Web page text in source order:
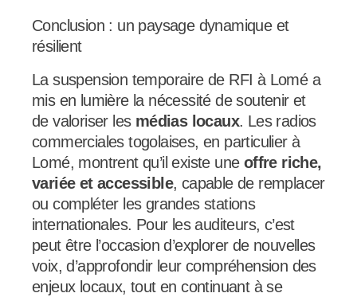
Conclusion : un paysage dynamique et
résilient
La suspension temporaire de RFI à Lomé a
mis en lumière la nécessité de soutenir et
de valoriser les médias locaux. Les radios
commerciales togolaises, en particulier à
Lomé, montrent qu’il existe une offre riche,
variée et accessible, capable de remplacer
ou compléter les grandes stations
internationales. Pour les auditeurs, c’est
peut être l’occasion d’explorer de nouvelles
voix, d’approfondir leur compréhension des
enjeux locaux, tout en continuant à se